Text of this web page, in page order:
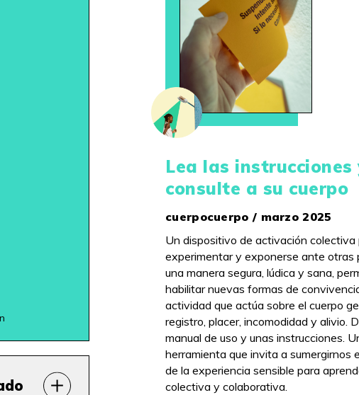
Lea las instrucciones
consulte a su cuerpo
cuerpocuerpo / marzo 2025
Un dispositivo de activación colectiva
experimentar y exponerse ante otras
una manera segura, lúdica y sana,
habilitar nuevas formas de
actividad que actúa sobre el cuerpo
registro, placer, incomodidad y alivio.
manual de uso y unas instrucciones.
herramienta que invita a sumergirnos
de la experiencia sensible para
colectiva y colaborativa.